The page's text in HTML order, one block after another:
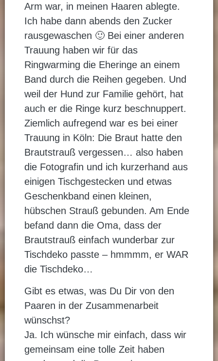
Arm war, in meinen Haaren ablegte.
Ich habe dann abends den Zucker
rausgewaschen 🙂 Bei einer anderen
Trauung haben wir für das
Ringwarming die Eheringe an einem
Band durch die Reihen gegeben. Und
weil der Hund zur Familie gehört, hat
auch er die Ringe kurz beschnuppert.
Ziemlich aufregend war es bei einer
Trauung in Köln: Die Braut hatte den
Brautstrauß vergessen… also haben
die Fotografin und ich kurzerhand aus
einigen Tischgestecken und etwas
Geschenkband einen kleinen,
hübschen Strauß gebunden. Am Ende
befand dann die Oma, dass der
Brautstrauß einfach wunderbar zur
Tischdeko passte – hmmmm, er WAR
die Tischdeko…
Gibt es etwas, was Du Dir von den
Paaren in der Zusammenarbeit
wünschst?
Ja. Ich wünsche mir einfach, dass wir
gemeinsam eine tolle Zeit haben